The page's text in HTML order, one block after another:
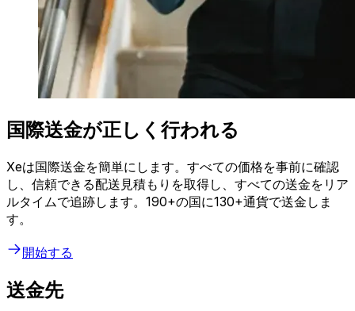
国際送金が正しく行われる
Xeは国際送金を簡単にします。すべての価格を事前に確認
し、信頼できる配送見積もりを取得し、すべての送金をリア
ルタイムで追跡します。190+の国に130+通貨で送金しま
す。
開始する
送金先